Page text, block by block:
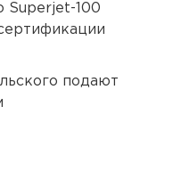
Superjet-100
подают